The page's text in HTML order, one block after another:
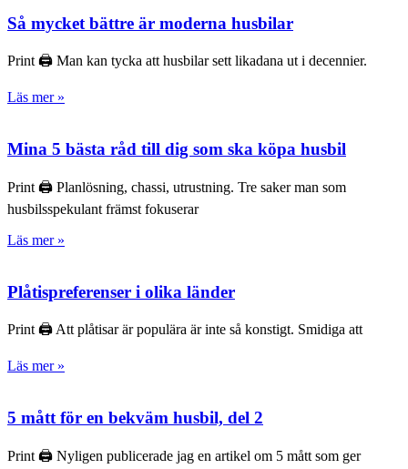
Så mycket bättre är moderna husbilar
Print 🖨 Man kan tycka att husbilar sett likadana ut i decennier.
Läs mer »
Mina 5 bästa råd till dig som ska köpa husbil
Print 🖨 Planlösning, chassi, utrustning. Tre saker man som
husbilsspekulant främst fokuserar
Läs mer »
Plåtispreferenser i olika länder
Print 🖨 Att plåtisar är populära är inte så konstigt. Smidiga att
Läs mer »
5 mått för en bekväm husbil, del 2
Print 🖨 Nyligen publicerade jag en artikel om 5 mått som ger